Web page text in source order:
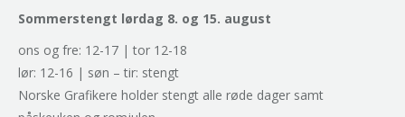
Sommerstengt lørdag 8. og 15. august
ons og fre: 12-17 | tor 12-18
lør: 12-16 | søn – tir: stengt
Norske Grafikere holder stengt alle røde dager samt